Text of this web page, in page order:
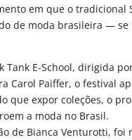
em que o
de moda brasileira —
Tank E-School, dirigida
Carol Paiffer, o festival
que expor coleções, o
a moda no Brasil.
de Bianca Venturotti,